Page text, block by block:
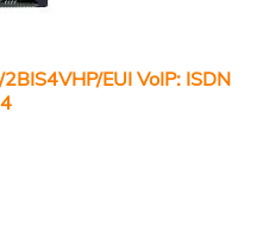
EUI VoIP: ISDN